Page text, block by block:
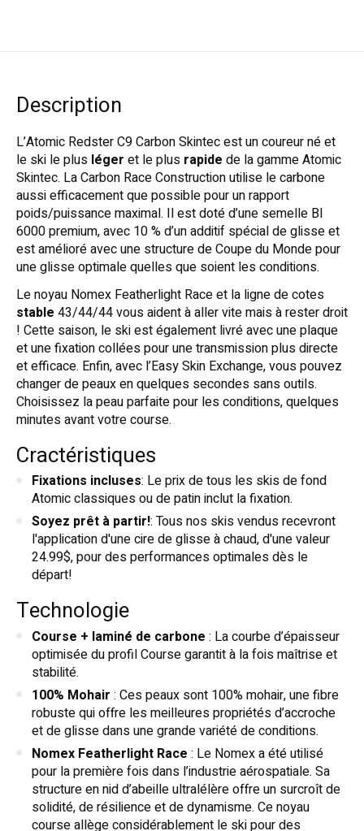
Description
L’Atomic Redster C9 Carbon Skintec est un coureur né et
le ski le plus léger et le plus rapide de la gamme Atomic
Skintec. La Carbon Race Construction utilise le carbone
aussi efficacement que possible pour un rapport
poids/puissance maximal. Il est doté d’une semelle BI
6000 premium, avec 10 % d’un additif spécial de glisse et
est amélioré avec une structure de Coupe du Monde pour
une glisse optimale quelles que soient les conditions.
Le noyau Nomex Featherlight Race et la ligne de cotes
stable 43/44/44 vous aident à aller vite mais à rester droit
! Cette saison, le ski est également livré avec une plaque
et une fixation collées pour une transmission plus directe
et efficace. Enfin, avec l’Easy Skin Exchange, vous pouvez
changer de peaux en quelques secondes sans outils.
Choisissez la peau parfaite pour les conditions, quelques
minutes avant votre course.
Cractéristiques
Fixations incluses: Le prix de tous les skis de fond
Atomic classiques ou de patin inclut la fixation.
Soyez prêt à partir!: Tous nos skis vendus recevront
l'application d'une cire de glisse à chaud, d'une valeur
24.99$, pour des performances optimales dès le
départ!
Technologie
Course + laminé de carbone : La courbe d’épaisseur
optimisée du profil Course garantit à la fois maîtrise et
stabilité.
100% Mohair : Ces peaux sont 100% mohair, une fibre
robuste qui offre les meilleures propriétés d’accroche
et de glisse dans une grande variété de conditions.
Nomex Featherlight Race : Le Nomex a été utilisé
pour la première fois dans l’industrie aérospatiale. Sa
structure en nid d’abeille ultralélère offre un surcroît de
solidité, de résilience et de dynamisme. Ce noyau
course allège considérablement le ski pour des